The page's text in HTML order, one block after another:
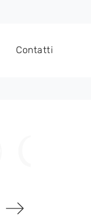
Contatti